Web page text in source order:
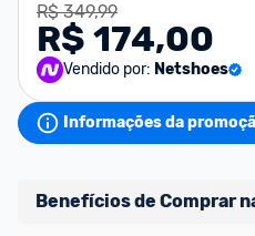
R$ 349,99
R$ 174,00
Vendido por: Netshoes
Informações da
Benefícios de Comprar